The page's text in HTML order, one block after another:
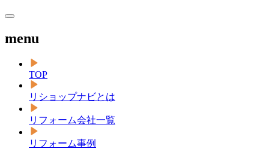
menu
TOP
リショップナビとは
リフォーム会社一覧
リフォーム事例